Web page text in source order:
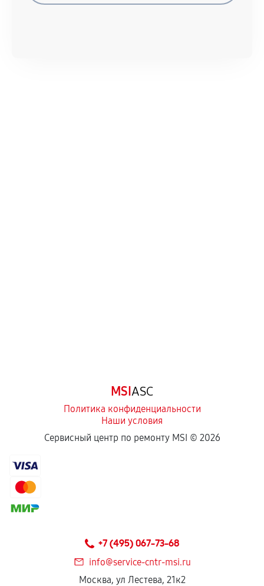
MSIASC
Политика конфиденциальности
Наши условия
Сервисный центр по ремонту MSI © 2026
+7 (495) 067-73-68
info@service-cntr-msi.ru
Москва, ул Лестева, 21к2